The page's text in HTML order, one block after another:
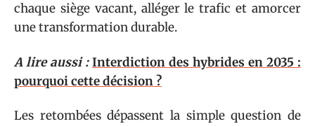
chaque siège vacant, alléger le trafic et amorcer
une transformation durable.
A lire aussi : Interdiction des hybrides en 2035 :
pourquoi cette décision ?
Les retombées dépassent la simple question de